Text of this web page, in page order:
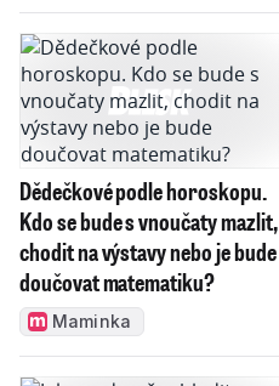
Dědečkové podle horoskopu.
Kdo se bude s vnoučaty mazlit,
chodit na výstavy nebo je bude
doučovat matematiku?
Maminka